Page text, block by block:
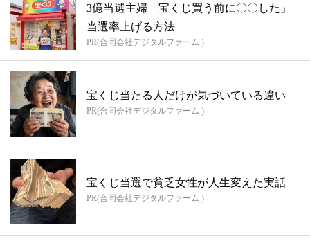
3億当選主婦「宝くじ買う前に〇〇した」
当選率上げる方法
PR(合同会社デジタルファーム )
宝くじ当たる人だけが気づいている違い
PR(合同会社デジタルファーム )
宝くじ当選で貧乏女性が人生変えた実話
PR(合同会社デジタルファーム )